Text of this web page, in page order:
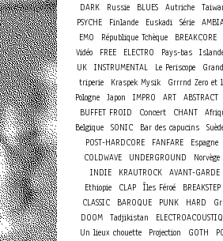
DARK
Russie BLUES Autriche
PSYCHE
Finlande Euskadi Série
EMO
République Tchèque BREAKCORE
Vidéo
FREE ELECTRO Pays-bas
UK INSTRUMENTAL Le Periscope
triperie
Kraspek Mysik
Grrrnd Zero et
Pologne
Japon IMPRO ART ABSTRACT
BUFFET FROID
Concert CHANT
Belgique
SONIC Bar des capucins
POST-HARDCORE
FANFARE Espagne
COLDWAVE
UNDERGROUND Norvège
INDIE
KRAUTROCK AVANT-GARDE
Ethiopie
CLAP Îles Féroé BREAKSTEP
CLASSIC
BAROQUE PUNK HARD
DOOM
Tadjikistan
Un lieux chouette
Projection GOTH